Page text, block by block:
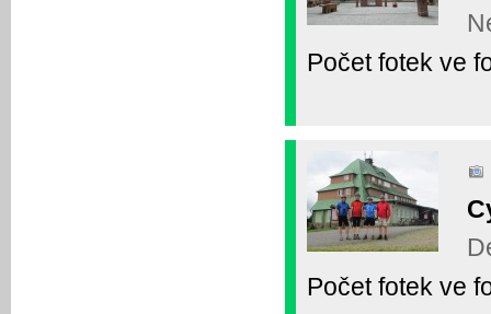
Počet fotek ve
Počet fotek ve